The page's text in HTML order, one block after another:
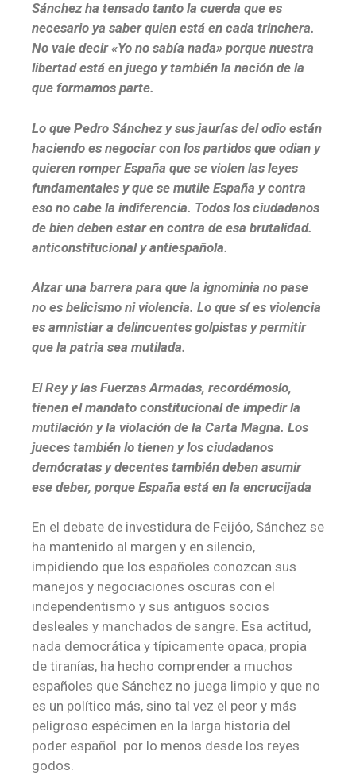
Sánchez ha tensado tanto la cuerda que es
necesario ya saber quien está en cada trinchera.
No vale decir «Yo no sabía nada» porque nuestra
libertad está en juego y también la nación de la
que formamos parte.
Lo que Pedro Sánchez y sus jaurías del odio están
haciendo es negociar con los partidos que odian y
quieren romper España que se violen las leyes
fundamentales y que se mutile España y contra
eso no cabe la indiferencia. Todos los ciudadanos
de bien deben estar en contra de esa brutalidad.
anticonstitucional y antiespañola.
Alzar una barrera para que la ignominia no pase
no es belicismo ni violencia. Lo que sí es violencia
es amnistiar a delincuentes golpistas y permitir
que la patria sea mutilada.
El Rey y las Fuerzas Armadas, recordémoslo,
tienen el mandato constitucional de impedir la
mutilación y la violación de la Carta Magna. Los
jueces también lo tienen y los ciudadanos
demócratas y decentes también deben asumir
ese deber, porque España está en la encrucijada
En el debate de investidura de Feijóo, Sánchez se
ha mantenido al margen y en silencio,
impidiendo que los españoles conozcan sus
manejos y negociaciones oscuras con el
independentismo y sus antiguos socios
desleales y manchados de sangre. Esa actitud,
nada democrática y típicamente opaca, propia
de tiranías, ha hecho comprender a muchos
españoles que Sánchez no juega limpio y que no
es un político más, sino tal vez el peor y más
peligroso espécimen en la larga historia del
poder español. por lo menos desde los reyes
godos.